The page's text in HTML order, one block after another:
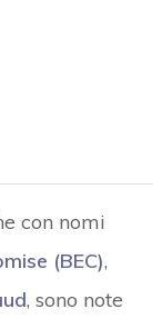
con nomi
(BEC),
, sono note